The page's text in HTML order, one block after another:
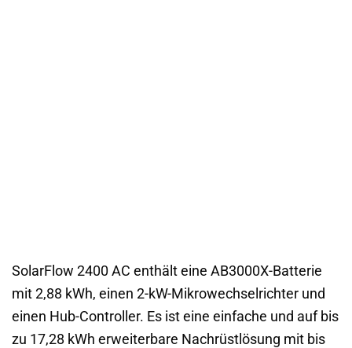
SolarFlow 2400 AC enthält eine AB3000X-Batterie
mit 2,88 kWh, einen 2-kW-Mikrowechselrichter und
einen Hub-Controller. Es ist eine einfache und auf bis
zu 17,28 kWh erweiterbare Nachrüstlösung mit bis